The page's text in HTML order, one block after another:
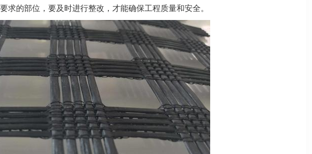
求的部位，要及时进行整改，才能确保工程质量和安全。